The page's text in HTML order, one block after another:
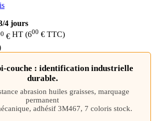
4 jours
€ HT (600 € TTC)
couche : identification industrielle
durable.
abrasion huiles graisses, marquage
permanent
adhésif 3M467, 7 coloris stock.